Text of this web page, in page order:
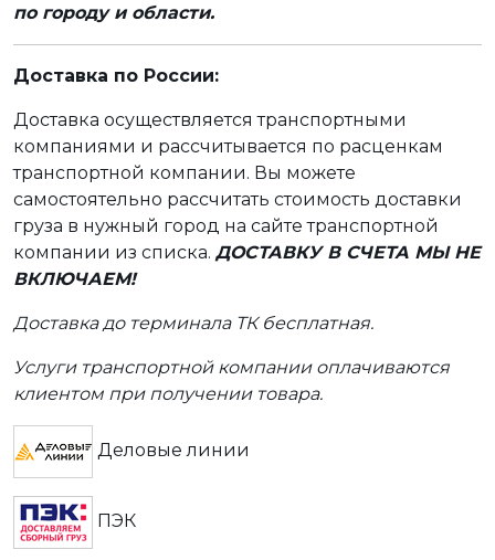
по городу и области.
Доставка по России:
Доставка осуществляется транспортными
компаниями и рассчитывается по расценкам
транспортной компании. Вы можете
самостоятельно рассчитать стоимость доставки
груза в нужный город на сайте транспортной
компании из списка. ДОСТАВКУ В СЧЕТА МЫ НЕ
ВКЛЮЧАЕМ!
Доставка до терминала ТК бесплатная.
Услуги транспортной компании оплачиваются
клиентом при получении товара.
Деловые линии
ПЭК